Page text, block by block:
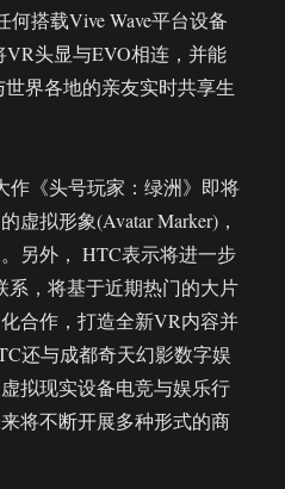
何搭载Vive Wave平台设备
头显与EVO相连，并能
界各地的亲友实时共享生
作《头号玩家：绿洲》即将
虚拟形象(Avatar Marker)，
另外， HTC表示将进一步
系，将基于近期热门的大片
合作，打造全新VR内容并
还与成都奇天幻影数字娱
拟现实设备电竞与娱乐行
将不断开展多种形式的商